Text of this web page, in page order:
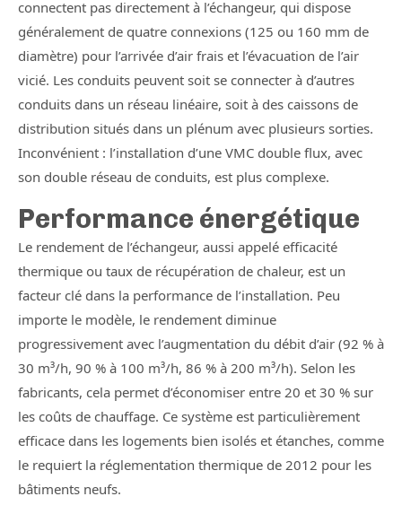
connectent pas directement à l’échangeur, qui dispose
généralement de quatre connexions (125 ou 160 mm de
diamètre) pour l’arrivée d’air frais et l’évacuation de l’air
vicié. Les conduits peuvent soit se connecter à d’autres
conduits dans un réseau linéaire, soit à des caissons de
distribution situés dans un plénum avec plusieurs sorties.
Inconvénient : l’installation d’une VMC double flux, avec
son double réseau de conduits, est plus complexe.
Performance énergétique
Le rendement de l’échangeur, aussi appelé efficacité
thermique ou taux de récupération de chaleur, est un
facteur clé dans la performance de l’installation. Peu
importe le modèle, le rendement diminue
progressivement avec l’augmentation du débit d’air (92 % à
30 m³/h, 90 % à 100 m³/h, 86 % à 200 m³/h). Selon les
fabricants, cela permet d’économiser entre 20 et 30 % sur
les coûts de chauffage. Ce système est particulièrement
efficace dans les logements bien isolés et étanches, comme
le requiert la réglementation thermique de 2012 pour les
bâtiments neufs.